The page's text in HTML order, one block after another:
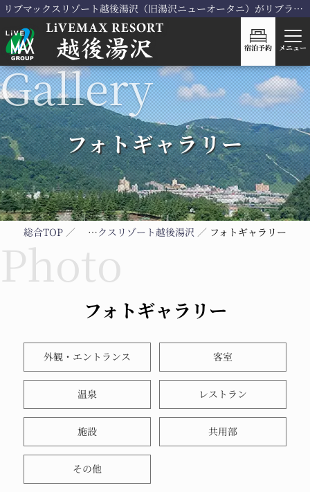
リブマックスリゾート越後湯沢（旧湯沢ニューオータニ）がリブランドOPEN！
宿泊予約 メニュー
フォトギャラリー
総合TOP リブマックスリゾート越後湯沢 フォトギャラリー
フォトギャラリー
外観・エントランス 客室
温泉 レストラン
施設 共用部
その他